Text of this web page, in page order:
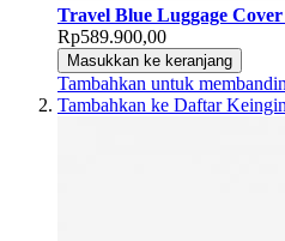
Travel Blue Luggage
Rp589.900,00
Masukkan ke keranjang
Tambahkan untuk
Tambahkan ke Daftar